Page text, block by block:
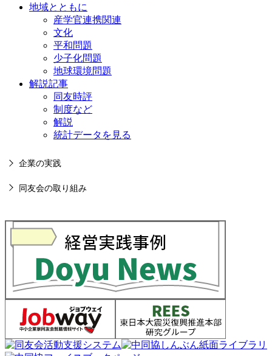
地域とともに
産学官連携関連
文化
平和問題
少子化問題
地球環境問題
解説記事
同友時評
制度など
解説
統計データを見る
企業の実践
同友会の取り組み